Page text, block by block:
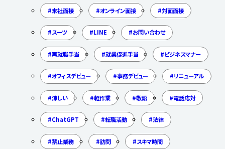
来社面接 オンライン面接 対面面接
スーツ LINE お問い合わせ
再就職手当 就業促進手当 ビジネスマナー
オフィスデビュー 事務デビュー リニューアル
涼しい 軽作業 敬語 電話応対
ChatGPT 転職活動 法律
禁止業務 訪問 スキマ時間